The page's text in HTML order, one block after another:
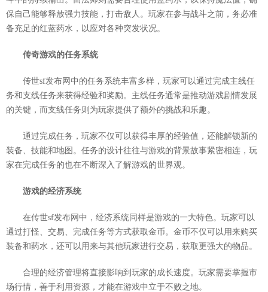
保自己能够释放强力技能，打击敌人。玩家在参与战斗之前，务必准
备充足的红蓝药水，以应对各种突发状况。
传奇游戏的任务系统
传世sf发布网中的任务系统丰富多样，玩家可以通过完成主线任
务和支线任务来获得经验和奖励。主线任务通常是推动游戏剧情发展
的关键，而支线任务则为玩家提供了额外的挑战和乐趣。
通过完成任务，玩家不仅可以获得丰厚的经验值，还能解锁新的
装备、技能和地图。任务的设计往往与游戏的背景故事紧密相连，玩
家在完成任务的也在不断深入了解游戏的世界观。
游戏的经济系统
在传世sf发布网中，经济系统同样是游戏的一大特色。玩家可以
通过打怪、交易、完成任务等方式获取金币。金币不仅可以用来购买
装备和药水，还可以用来与其他玩家进行交易，获取更强大的物品。
合理的经济管理将直接影响到玩家的成长速度。玩家需要掌握市
场行情，善于利用资源，才能在游戏中立于不败之地。